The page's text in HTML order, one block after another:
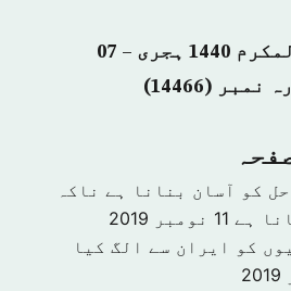
ہفتہ – 23 شوال المکرم 1440 ہجری – 07
کو آسان بنانا ہے ناکہ
ہے 11 نومبر 2019
کو ایران سے الگ کیا